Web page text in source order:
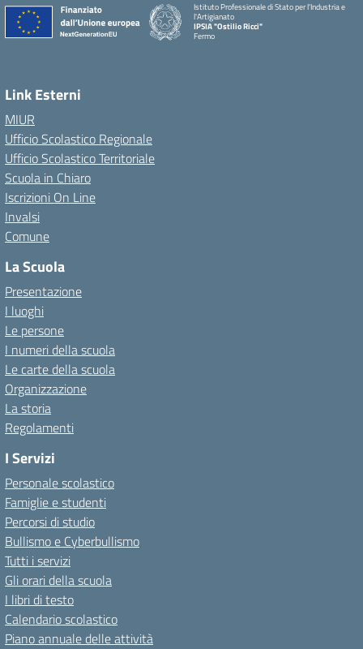
Istituto Professionale di Stato per l'Industria e
l'Artigianato
IPSIA "Ostilio Ricci"
Fermo
Link Esterni
MIUR
Ufficio Scolastico Regionale
Ufficio Scolastico Territoriale
Scuola in Chiaro
Iscrizioni On Line
Invalsi
Comune
La Scuola
Presentazione
I luoghi
Le persone
I numeri della scuola
Le carte della scuola
Organizzazione
La storia
Regolamenti
I Servizi
Personale scolastico
Famiglie e studenti
Percorsi di studio
Bullismo e Cyberbullismo
Tutti i servizi
Gli orari della scuola
I libri di testo
Calendario scolastico
Piano annuale delle attività